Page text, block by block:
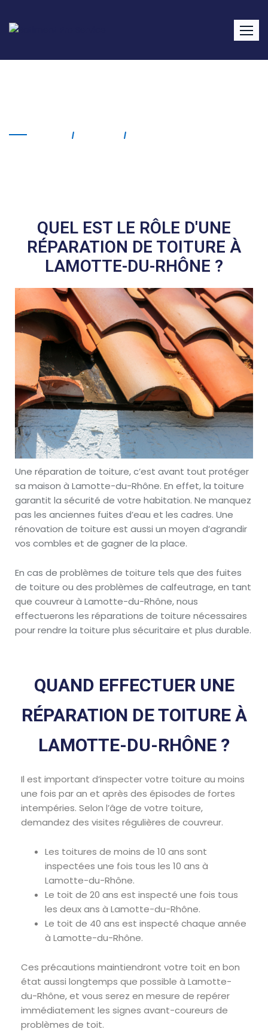
QUEL EST LE RÔLE D'UNE
RÉPARATION DE TOITURE À
LAMOTTE-DU-RHÔNE ?
Une réparation de toiture, c’est avant tout protéger
sa maison à Lamotte-du-Rhône. En effet, la toiture
garantit la sécurité de votre habitation. Ne manquez
pas les anciennes fuites d’eau et les cadres. Une
rénovation de toiture est aussi un moyen d’agrandir
vos combles et de gagner de la place.
En cas de problèmes de toiture tels que des fuites
de toiture ou des problèmes de calfeutrage, en tant
que couvreur à Lamotte-du-Rhône, nous
effectuerons les réparations de toiture nécessaires
pour rendre la toiture plus sécuritaire et plus durable.
QUAND EFFECTUER UNE
RÉPARATION DE TOITURE À
LAMOTTE-DU-RHÔNE ?
Il est important d’inspecter votre toiture au moins
une fois par an et après des épisodes de fortes
intempéries. Selon l’âge de votre toiture,
demandez des visites régulières de couvreur.
Les toitures de moins de 10 ans sont
inspectées une fois tous les 10 ans à
Lamotte-du-Rhône.
Le toit de 20 ans est inspecté une fois tous
les deux ans à Lamotte-du-Rhône.
Le toit de 40 ans est inspecté chaque année
à Lamotte-du-Rhône.
Ces précautions maintiendront votre toit en bon
état aussi longtemps que possible à Lamotte-
du-Rhône, et vous serez en mesure de repérer
immédiatement les signes avant-coureurs de
problèmes de toit.